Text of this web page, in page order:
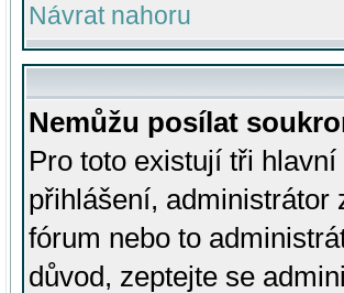
Návrat nahoru
Nemůžu posílat
Pro toto existují tři
přihlášení, administrátor
fórum nebo to
důvod, zeptejte se